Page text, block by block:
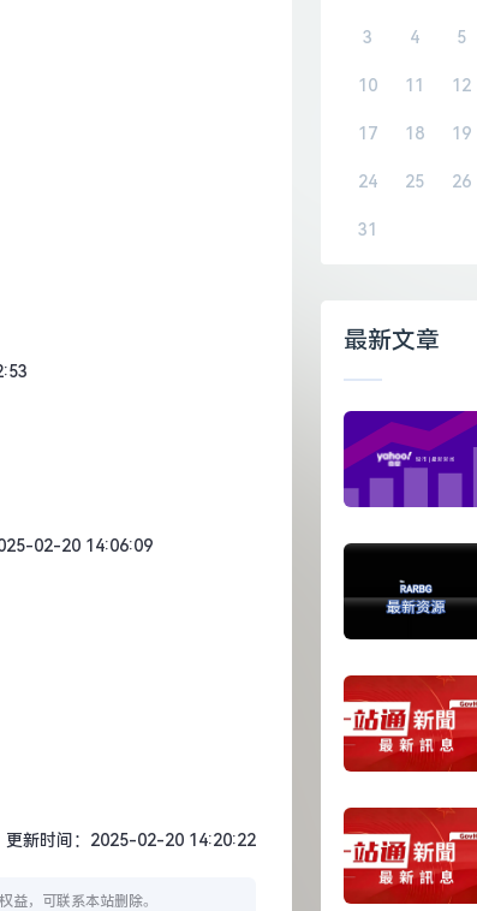
02-20 14:06:09
更新时间：2025-02-20 14:20:22
益，可联系本站删除。
3 4 5
10 11 12
17 18 19
24 25 26
31
最新文章